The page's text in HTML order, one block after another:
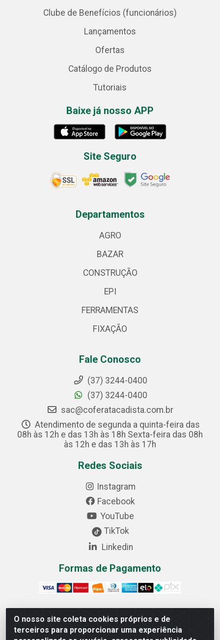
O nosso site coleta cookies próprios e de
terceiros para proporcionar uma experiência
Clube de Benefícios (funcionários)
Lançamentos
Ofertas
Catálogo de Produtos
Tutoriais
Baixe já nosso APP
Site Seguro
Departamentos
AGRO
BAZAR
CONSTRUÇÃO
EPI
FERRAMENTAS
FIXAÇÃO
Fale Conosco
(37) 3244-0400
(37) 3244-0400
sac@coferatacadista.com.br
Atendimento de segunda a quinta-feira das
08h às 12h e das 13h às 18h Sexta-feira das 08h
às 12h e das 13h às 17h
Redes Sociais
Instagram
Facebook
YouTube
TikTok
Linkedin
Formas de Pagamento
Cofer Importadora e Distribuidora LTDA - Avenida
Progresso, 1829, Letra D - Centro Industrial, Carmo do